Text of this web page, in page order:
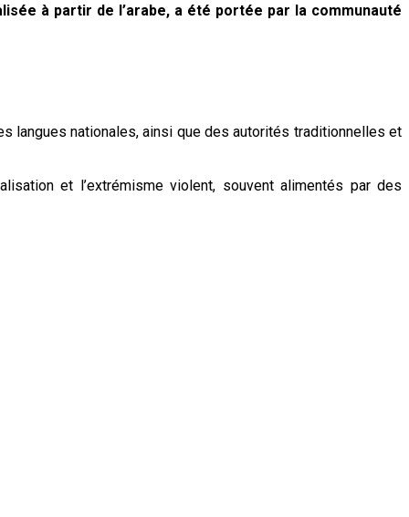
à partir de l’arabe, a été portée par la communauté
langues nationales, ainsi que des autorités traditionnelles et
et l’extrémisme violent, souvent alimentés par des